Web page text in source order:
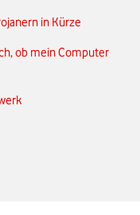
in Kürze
ob mein Computer
Trojanern